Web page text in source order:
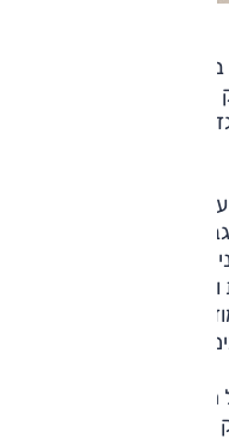
עין יוכלו להבחין בהם
יותר, הספק מעט
שינויים קטנים, הכנף
אחורי. בסביבת הנהג
יונדאי הרזולוציה
גם מיקום משטח
אלחוטי לאנדרואיד אוטו
הגבוהות יותר.